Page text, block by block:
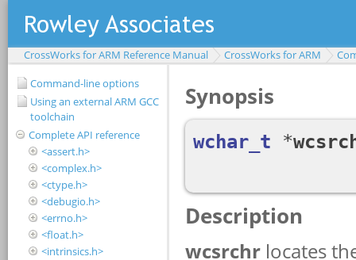
CrossWorks for ARM Reference Manual CrossWorks for ARM
Command-line options
Using an external ARM GCC
toolchain
Complete API reference
<assert.h>
<complex.h>
<ctype.h>
<debugio.h>
<errno.h>
<float.h>
<intrinsics.h>